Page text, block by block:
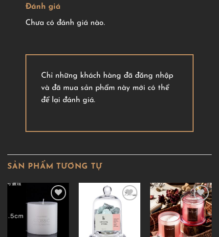
Đánh giá
Chưa có đánh giá nào.
Chỉ những khách hàng đã đăng nhập
và đã mua sản phẩm này mới có thể
để lại đánh giá.
SẢN PHẨM TƯƠNG TỰ